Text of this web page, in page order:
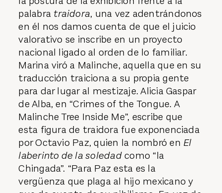
palabra traidora, una vez adentrándonos
en él nos damos cuenta de que el juicio
valorativo se inscribe en un proyecto
nacional ligado al orden de lo familiar.
Marina viró a Malinche, aquella que en su
traducción traiciona a su propia gente
para dar lugar al mestizaje. Alicia Gaspar
de Alba, en “Crimes of the Tongue. A
Malinche Tree Inside Me”, escribe que
esta figura de traidora fue exponenciada
por Octavio Paz, quien la nombró en El
laberinto de la soledadcomo “la
Chingada”. “Para Paz esta es la
vergüenza que plaga al hijo mexicano y